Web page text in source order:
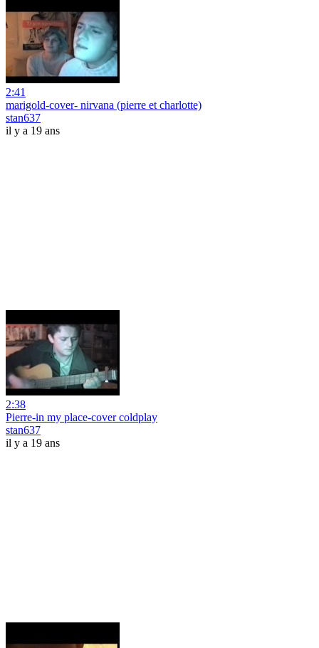
2:41
marigold-cover- nirvana (pierre et charlotte)
stan637
il y a 19 ans
2:38
Pierre-in my place-cover coldplay
stan637
il y a 19 ans